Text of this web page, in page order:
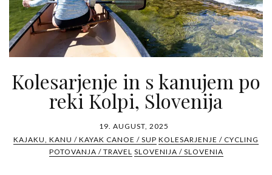
Kolesarjenje in s kanujem po
reki Kolpi, Slovenija
19. AUGUST, 2025
KAJAKU, KANU / KAYAK CANOE / SUP KOLESARJENJE / CYCLING
POTOVANJA / TRAVEL SLOVENIJA / SLOVENIA